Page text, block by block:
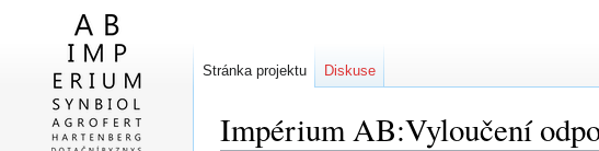
Impérium AB:Vyloučení
Stránka projektu Diskuse